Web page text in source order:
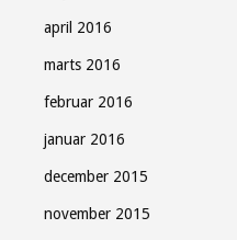
april 2016
marts 2016
februar 2016
januar 2016
december 2015
november 2015